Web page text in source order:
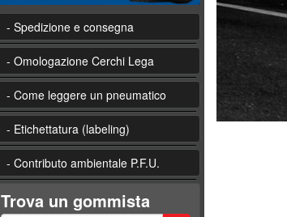
- Spedizione e consegna
- Omologazione Cerchi Lega
- Come leggere un pneumatico
- Etichettatura (labeling)
- Contributo ambientale P.F.U.
Trova un gommista